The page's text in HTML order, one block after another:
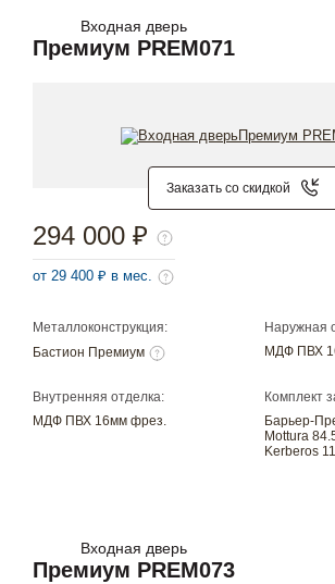
Входная дверь
Премиум PREM071
Заказать со скидкой
Металлоконструкция:
Бастион Премиум
Наружная
МДФ ПВХ
Внутренняя отделка:
МДФ ПВХ 16мм фрез.
Комплект
Барьер-
Mottura
Kerberos
294 000 ₽
от 29 400 ₽ в мес.
Входная дверь
Премиум PREM073